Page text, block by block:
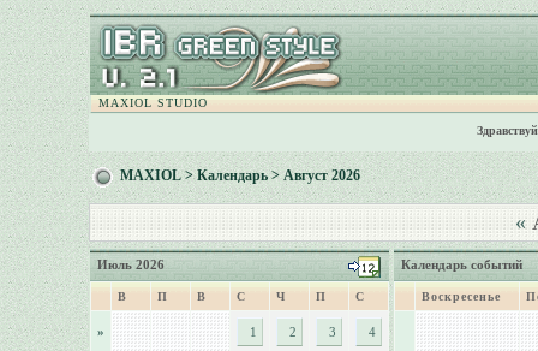
MAXIOL STUDIO
MAXIOL>Календарь> Август 2026
«
Июль 2026
В П В С Ч П С
» 1 2 3 4
Календарь событий
Воскресенье